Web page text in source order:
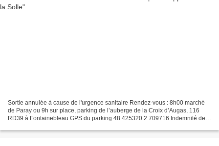
Sortie annulée à cause de l'urgence sanitaire Rendez-vous : 8h00 marché
de Paray ou 9h sur place, parking de l’auberge de la Croix d’Augas, 116
RD39 à Fontainebleau GPS du parking 48.425320 2.709716 Indemnité de